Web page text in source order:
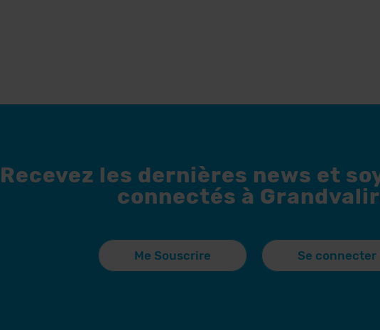
Recevez les dernières news et
connectés à
Me Souscrire Se connecter